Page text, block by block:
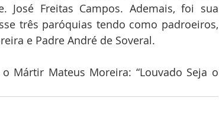
Freitas Campos. Ademais, foi sua
três paróquias tendo como padroeiros,
e Padre André de Soveral.
Mártir Mateus Moreira: “Louvado Seja o